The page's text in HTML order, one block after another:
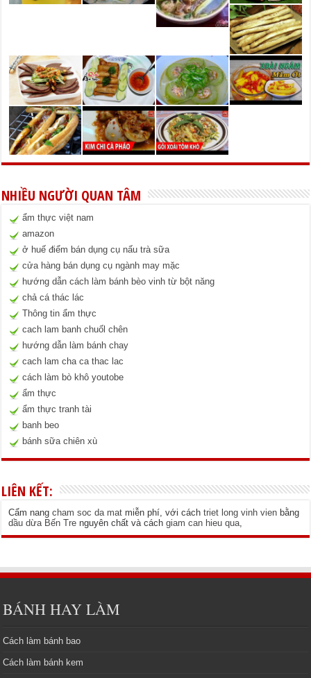
NHIỀU NGƯỜI QUAN TÂM
ẩm thực việt nam
amazon
ở huế điểm bán dụng cụ nấu trà sữa
cửa hàng bán dụng cụ ngành may mặc
hướng dẫn cách làm bánh bèo vinh từ bột năng
chả cá thác lác
Thông tin ẩm thực
cach lam banh chuốl chên
hướng dẫn làm bánh chay
cach lam cha ca thac lac
cách làm bò khô youtobe
ẩm thực
ẩm thực tranh tài
banh beo
bánh sữa chiên xù
LIÊN KẾT:
Cẩm nangcham soc da mat miễn phí, với cáchtriet long vinh vien bằng
dầu dừa Bến Tre nguyên chất và cáchgiam can hieu qua,
BÁNH HAY LÀM
Cách làm bánh bao
Cách làm bánh kem